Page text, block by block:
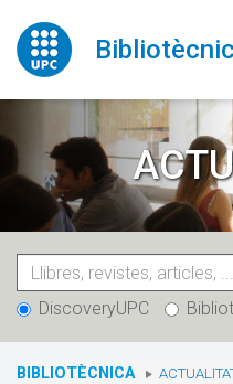
contingut
DiscoveryUPC
You
BIBLIOTÈCNICA